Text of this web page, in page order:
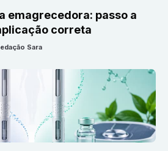
emagrecedora: passo a
correta
Sara